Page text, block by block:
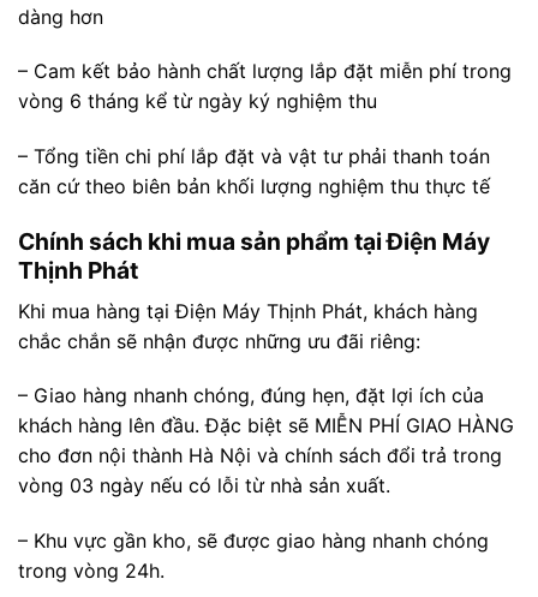
dàng hơn
– Cam kết bảo hành chất lượng lắp đặt miễn phí trong
vòng 6 tháng kể từ ngày ký nghiệm thu
– Tổng tiền chi phí lắp đặt và vật tư phải thanh toán
căn cứ theo biên bản khối lượng nghiệm thu thực tế
Chính sách khi mua sản phẩm tại Điện Máy
Thịnh Phát
Khi mua hàng tại Điện Máy Thịnh Phát, khách hàng
chắc chắn sẽ nhận được những ưu đãi riêng:
– Giao hàng nhanh chóng, đúng hẹn, đặt lợi ích của
khách hàng lên đầu. Đặc biệt sẽ MIỄN PHÍ GIAO HÀNG
cho đơn nội thành Hà Nội và chính sách đổi trả trong
vòng 03 ngày nếu có lỗi từ nhà sản xuất.
– Khu vực gần kho, sẽ được giao hàng nhanh chóng
trong vòng 24h.